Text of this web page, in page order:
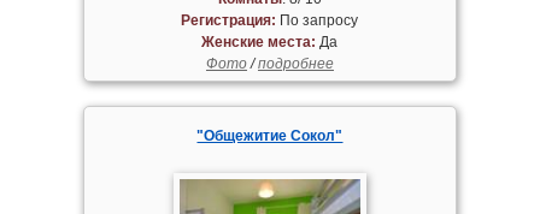
Регистрация: По запросу
Женские места: Да
Фото/подробнее
"Общежитие Сокол"